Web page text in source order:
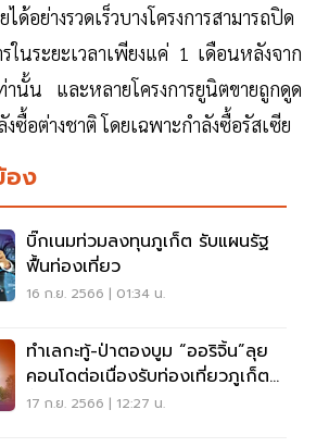
ด้อย่างรวดเร็วบางโครงการสามารถปิด
รในระยะเวลาเพียงแค่ 1 เดือนหลังจาก
านั้น และหลายโครงการยูนิตขายถูกดูด
ซื้อต่างชาติ โดยเฉพาะกำลังซื้อรัสเซีย
อง
บิ๊กเนมท่วมลงทุนภูเก็ต รับแผนรัฐ
ฟื้นท่องเที่ยว
16 ก.ย. 2566 | 01:34 น.
ทำเลกะทู้-ป่าตองบูม “ออริจิ้น”ลุย
คอนโดต่อเนื่องรับท่องเที่ยวภูเก็ต
ฟื้น
17 ก.ย. 2566 | 12:27 น.